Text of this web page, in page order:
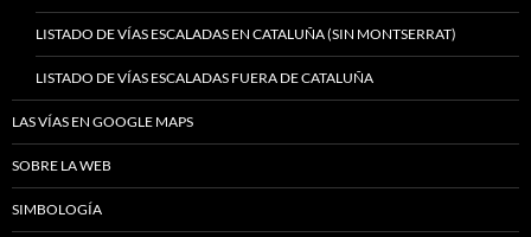
LISTADO DE VÍAS ESCALADAS EN CATALUÑA (SIN MONTSERRAT)
LISTADO DE VÍAS ESCALADAS FUERA DE CATALUÑA
LAS VÍAS EN GOOGLE MAPS
SOBRE LA WEB
SIMBOLOGÍA